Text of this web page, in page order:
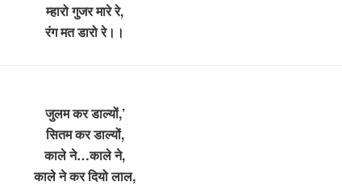
म्हारो गुजर मारे रे,
रंग मत डारो रे।।
जुलम कर डाल्यों,’
सितम कर डाल्यों,
काले ने…काले ने,
काले ने कर दियो लाल,